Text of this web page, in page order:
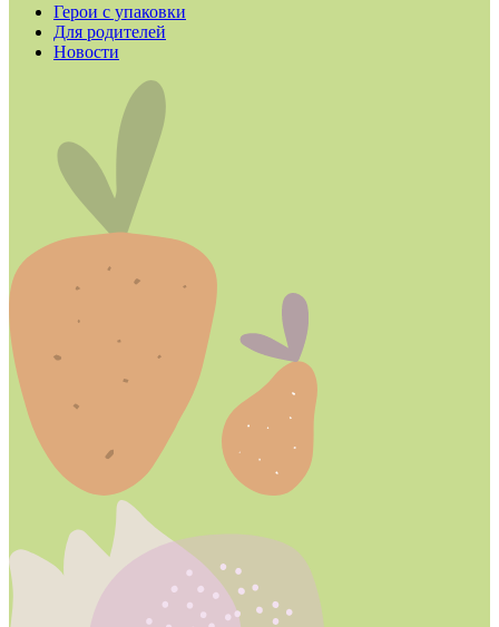
Герои с упаковки
Для родителей
Новости